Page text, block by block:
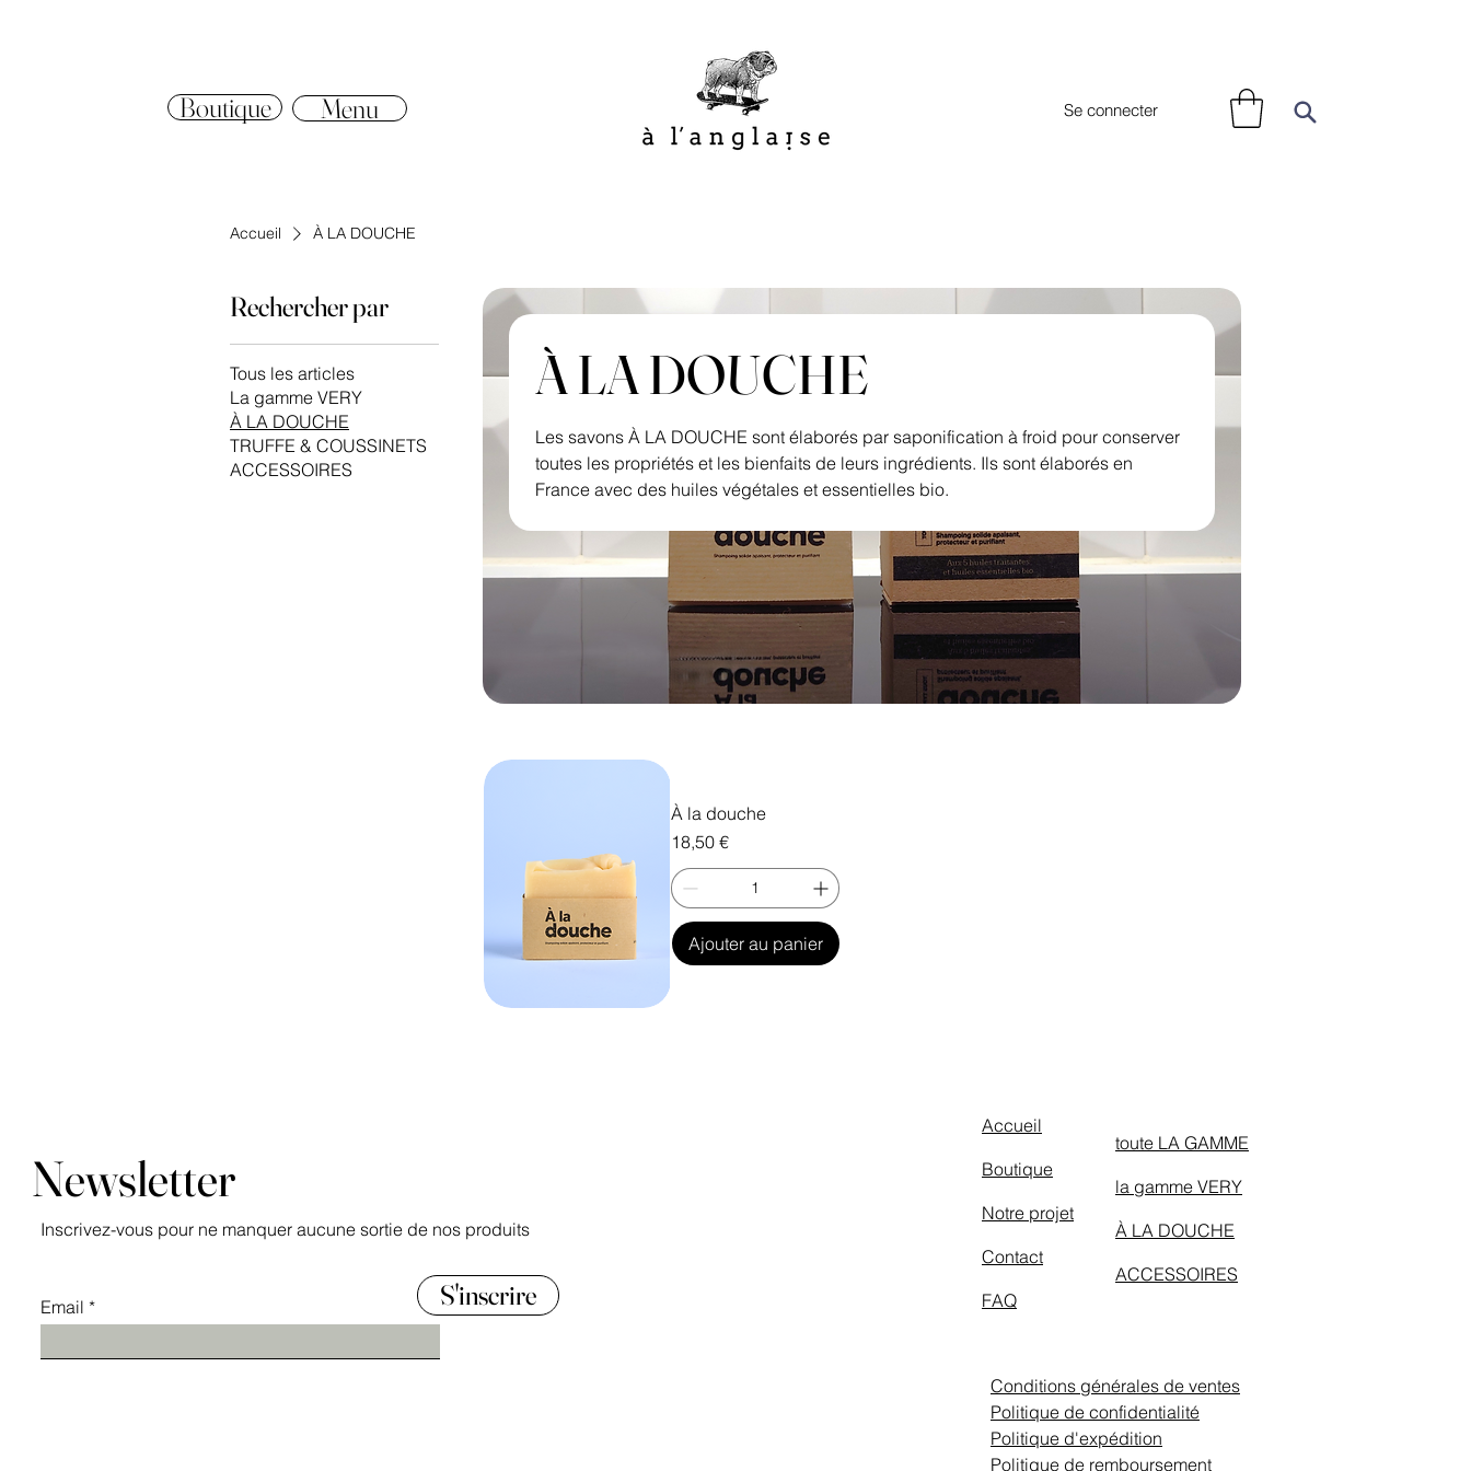
Boutique Menu Se connecter
Accueil À LA DOUCHE
Rechercher par
Tous les articles
La gamme VERY
À LA DOUCHE
TRUFFE & COUSSINETS
ACCESSOIRES
À LA DOUCHE
Les savons À LA DOUCHE sont élaborés par saponification à froid pour conserver
toutes les propriétés et les bienfaits de leurs ingrédients. Ils sont élaborés en
France avec des huiles végétales et essentielles bio.
À la douche
Prix
18,50 €
Ajouter au panier
Newsletter
Inscrivez-vous pour ne manquer aucune sortie de nos produits
Email S'inscrire
Accueil
Boutique
Notre projet
Contact
FAQ
toute LA GAMME
la gamme VERY
À LA DOUCHE
ACCESSOIRES
Conditions générales de ventes
Politique de confidentialité
Politique d'expédition
Politique de remboursement